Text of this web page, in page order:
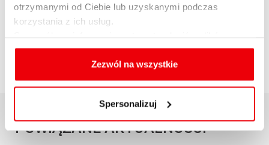
otrzymanymi od Ciebie lub uzyskanymi podczas
korzystania z ich usług.
cookies, celu i sposobu korzystania z nich przez nas
oraz zmiany ustawień plików cookies a także ich
usuwania z przeglądarki internetowej, znajdują się
Zezwól na wszystkie
Spersonalizuj
OPUBLIKUJ ARTYKUŁ
POWIĄZANE AKTUALNOŚCI